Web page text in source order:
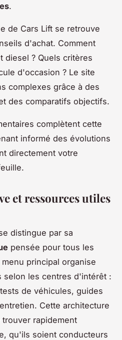
.
de Cars Lift se retrouve
d'achat. Comment
diesel ? Quels critères
d'occasion ? Le site
complexes grâce à des
des comparatifs objectifs.
complètent cette
informé des évolutions
directement votre
et ressources utiles
distingue par sa
pensée pour tous les
principal organise
selon les centres d'intérêt :
de véhicules, guides
Cette architecture
rapidement
qu'ils soient conducteurs